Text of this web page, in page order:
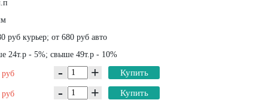
руб курьер; от 680 руб авто
24т.р - 5%; свыше 49т.р - 10%
руб - + Купить
руб - + Купить